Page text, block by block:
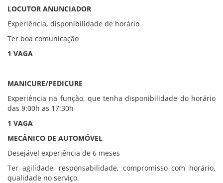
LOCUTOR ANUNCIADOR
Experiência, disponibilidade de horário
Ter boa comunicação
1 VAGA
MANICURE/PEDICURE
Experiência na função, que tenha disponibilidade do horário
das 9:00h as 17:30h
1 VAGA
MECÂNICO DE AUTOMÓVEL
Desejável experiência de 6 meses
Ter agilidade, responsabilidade, compromisso com horário,
qualidade no serviço.